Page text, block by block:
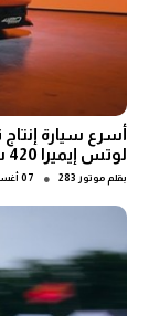
أسرع سيارة
لوتس إيميرا 420 سبورت تصل إلى الشرق الأوسط
بقلم موتور 283 ● 07 أغسطس 2026